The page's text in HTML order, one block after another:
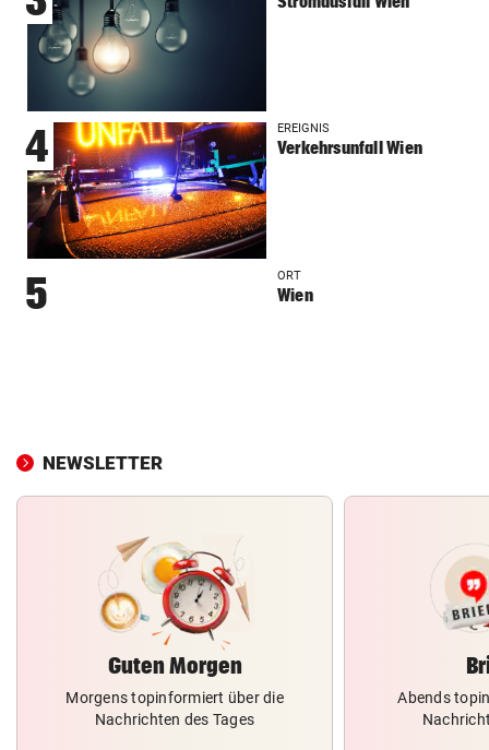
4 EREIGNIS
Verkehrsunfall Wien
5 ORT
Wien
NEWSLETTER
Guten Morgen
Morgens topinformiert über die
Nachrichten des Tages
Abends